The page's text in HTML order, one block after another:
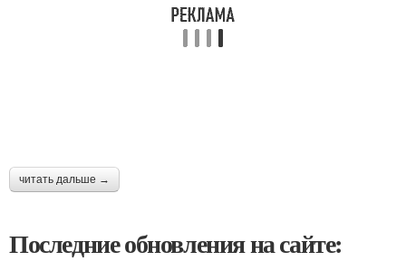
читать дальше →
Последние обновления на сайте: